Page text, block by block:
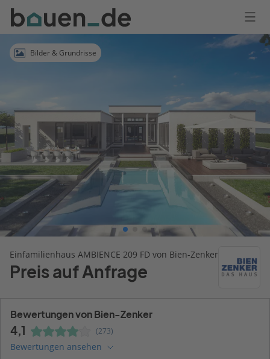
Bauen
Logo
AnmeldenBilder & Grundrisse
Einfamilienhaus AMBIENCE 209 FD von Bien-Zenker
Preis auf Anfrage
Bewertungen von Bien-Zenker
4,1 (273)
Bewertungen ansehen